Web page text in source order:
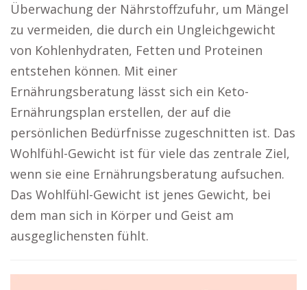
Überwachung der Nährstoffzufuhr, um Mängel
zu vermeiden, die durch ein Ungleichgewicht
von Kohlenhydraten, Fetten und Proteinen
entstehen können. Mit einer
Ernährungsberatung lässt sich ein Keto-
Ernährungsplan erstellen, der auf die
persönlichen Bedürfnisse zugeschnitten ist. Das
Wohlfühl-Gewicht ist für viele das zentrale Ziel,
wenn sie eine Ernährungsberatung aufsuchen.
Das Wohlfühl-Gewicht ist jenes Gewicht, bei
dem man sich in Körper und Geist am
ausgeglichensten fühlt.